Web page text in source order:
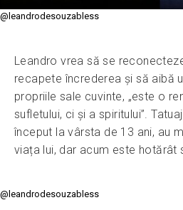
@leandrodesouzabless
Leandro vrea să se
recapete încrederea și să aibă
propriile sale cuvinte, „este o
sufletului, ci și a spiritului”.
început la vârsta de 13 ani, au
viața lui, dar acum este hotărât
@leandrodesouzabless